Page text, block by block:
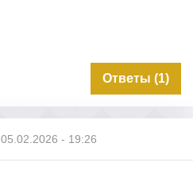
Ответы (1)
05.02.2026 - 19:26